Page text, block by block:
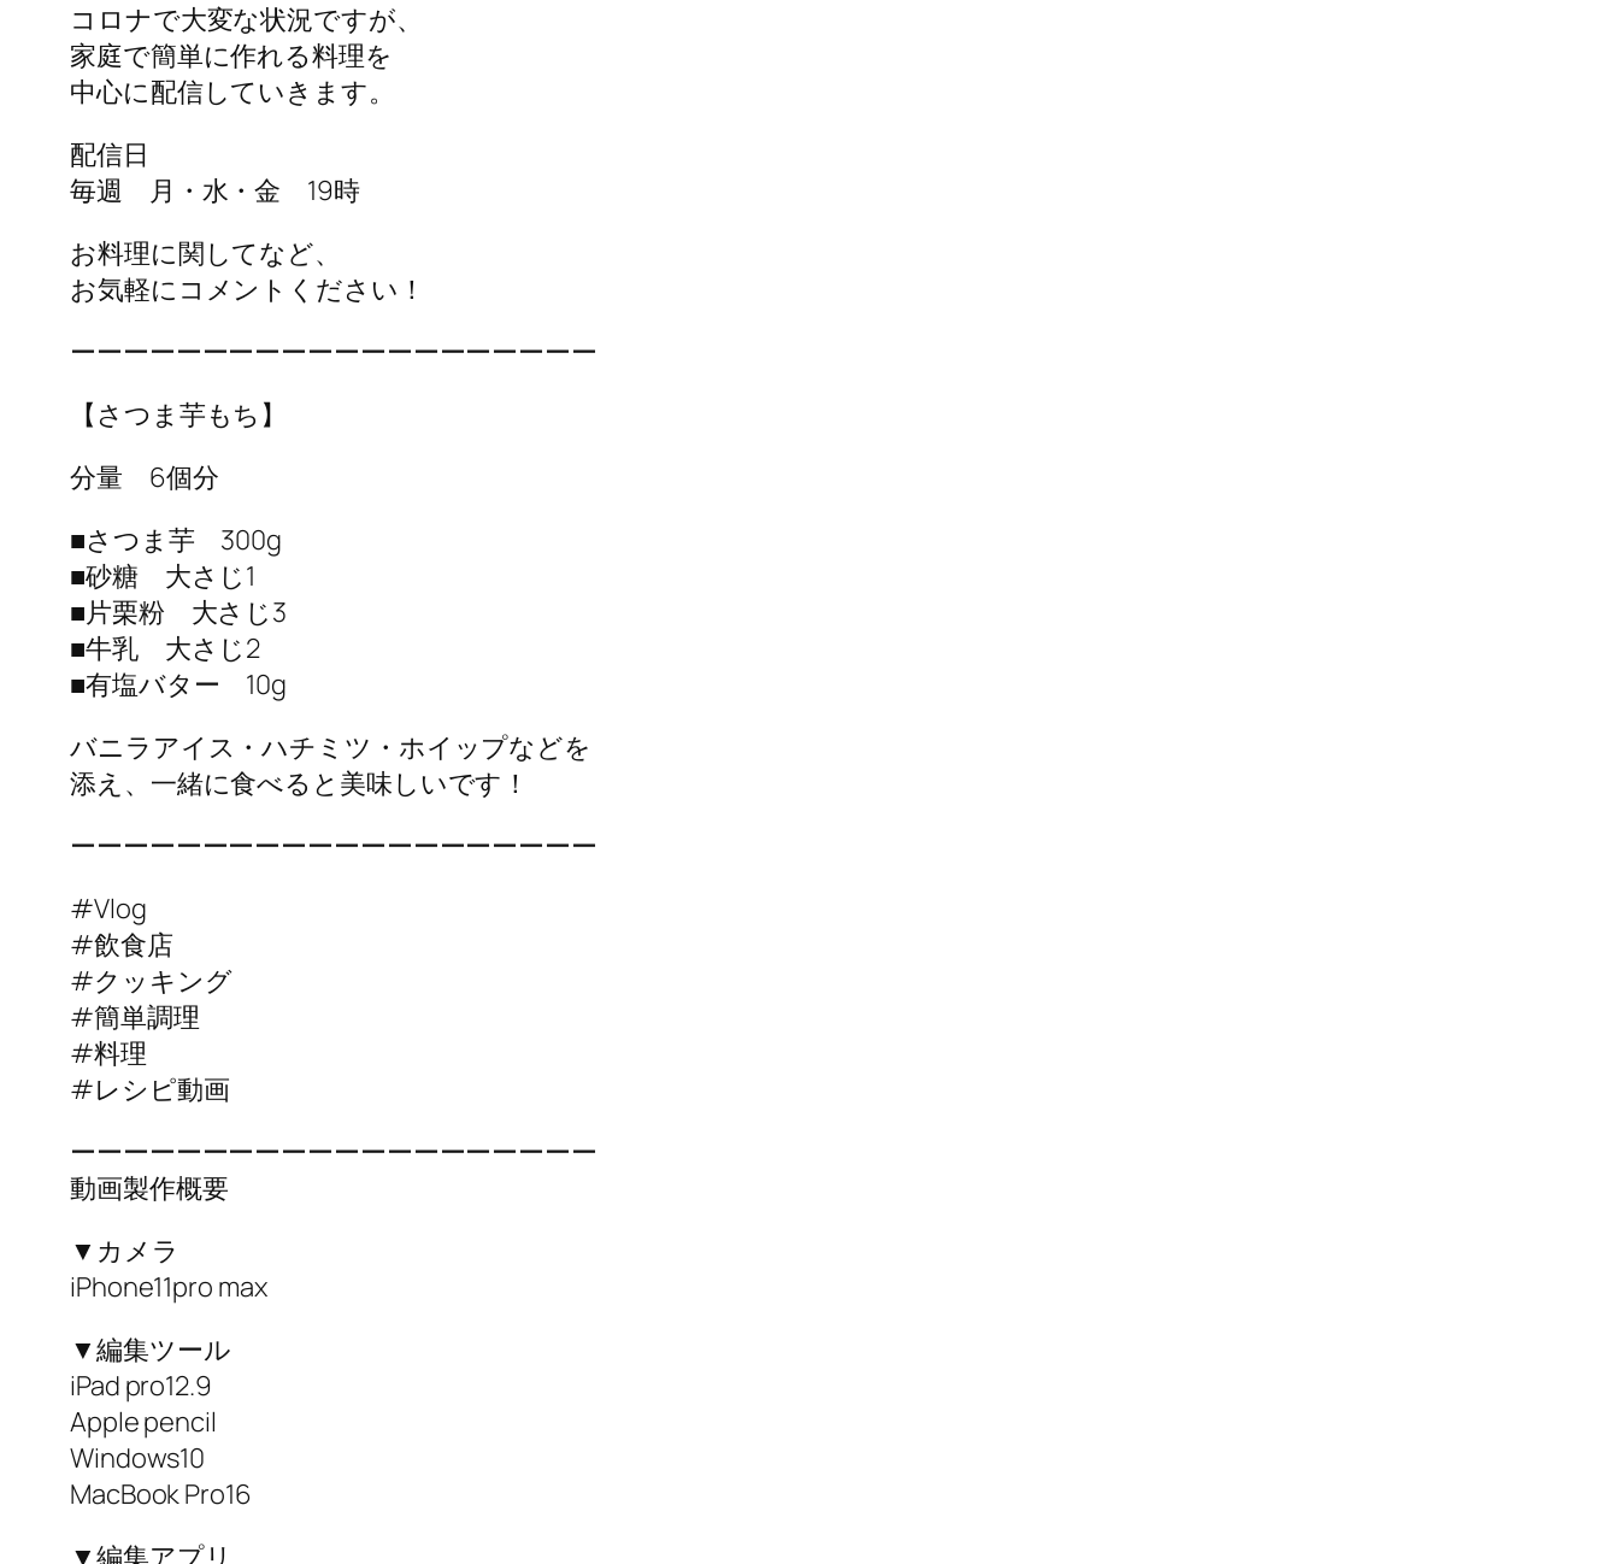
コロナで大変な状況ですが、
家庭で簡単に作れる料理を
中心に配信していきます。
配信日
毎週 月・水・金 19時
お料理に関してなど、
お気軽にコメントください！
ーーーーーーーーーーーーーーーーーーーー
【さつま芋もち】
分量 6個分
■さつま芋 300g
■砂糖 大さじ1
■片栗粉 大さじ3
■牛乳 大さじ2
■有塩バター 10g
バニラアイス・ハチミツ・ホイップなどを
添え、一緒に食べると美味しいです！
ーーーーーーーーーーーーーーーーーーーー
#Vlog
#飲食店
#クッキング
#簡単調理
#料理
#レシピ動画
ーーーーーーーーーーーーーーーーーーーー
動画製作概要
▼カメラ
iPhone11pro max
▼編集ツール
iPad pro12.9
Apple pencil
Windows10
MacBook Pro16